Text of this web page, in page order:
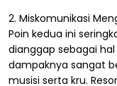
2. Miskomunikasi
Poin kedua ini
dianggap sebagai
dampaknya sangat
musisi serta kru.